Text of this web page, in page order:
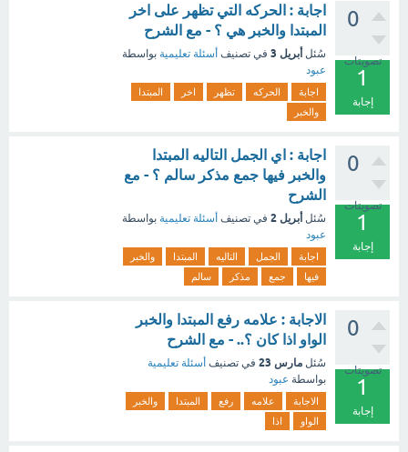
0
تصويتات
1
إجابة
اجابة : الحركه التي تظهر على اخر
المبتدا والخبر هي ؟ - مع الشرح
سُئل أبريل 3 في تصنيف أسئلة تعليمية بواسطة
عبود
اجابة الحركه تظهر اخر
المبتدا
والخبر
0
تصويتات
1
إجابة
اجابة : اي الجمل التاليه المبتدا
والخبر فيها جمع مذكر سالم ؟ - مع
الشرح
سُئل أبريل 2 في تصنيف أسئلة تعليمية بواسطة
عبود
اجابة الجمل التاليه المبتدا
والخبر
فيها
جمع مذكر سالم
0
تصويتات
1
إجابة
الاجابة : علامه رفع المبتدا والخبر
الواو اذا كان ؟.. - مع الشرح
سُئل مارس 23 في تصنيف أسئلة تعليمية
بواسطة عبود
الاجابة علامه رفع المبتدا
والخبر
الواو
اذا